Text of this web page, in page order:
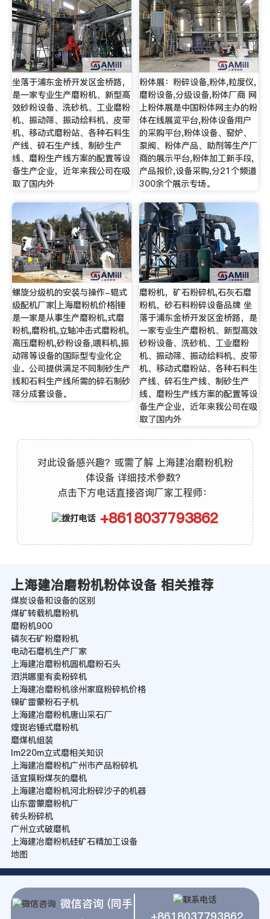
坐落于浦东金桥开发区金桥路，
是一家专业生产磨粉机、新型高
效砂粉设备、洗砂机、工业磨粉
机、振动筛、振动给料机、皮带
机、移动式磨粉站、各种石料生
产线、碎石生产线、制砂生产
线、磨粉生产线方案的配置等设
备生产企业，近年来我公司在吸
取了国内外
粉体展：粉碎设备,粉体,粒度仪,
磨粉设备,分级设备,粉体厂商 网
上粉体展是中国粉体网主办的粉
体在线展览平台,粉体设备用户
的采购平台,粉体设备、窑炉、
泵阀、粉体产品、助剂等生产厂
商的展示平台,粉体加工新手段,
产品报价,设备采购,分21个频道
300余个展示专场。
螺旋分级机的安装与操作-辊式
级配机厂家|上海磨粉机价格|锤
是一家是从事生产磨粉机,式磨
粉机,磨粉机,立轴冲击式磨粉机,
高压磨粉机,砂粉设备,喂料机,振
动筛等设备的国际型专业化企
业。公司提供满足不同制砂生产
线和石料生产线所需的碎石制砂
筛分成套设备。
磨粉机，矿石粉碎机,石灰石磨
粉机，砂石料粉碎设备品牌 坐
落于浦东金桥开发区金桥路，是
一家专业生产磨粉机、新型高效
砂粉设备、洗砂机、工业磨粉
机、振动筛、振动给料机、皮带
机、移动式磨粉站、各种石料生
产线、碎石生产线、制砂生产
线、磨粉生产线方案的配置等设
备生产企业，近年来我公司在吸
取了国内外
对此设备感兴趣？或需了解 上海建冶磨粉机粉
体设备 详细技术参数？
点击下方电话直接咨询厂家工程师：
+8618037793862
上海建冶磨粉机粉体设备 相关推荐
煤炭设备和设备的区别
煤矿转载机磨粉机
磨粉机900
磷灰石矿粉磨粉机
电动石磨机生产厂家
上海建冶磨粉机圆机磨粉石头
泗洪哪里有卖粉碎机
上海建冶磨粉机徐州家庭粉碎机价格
镍矿雷蒙粉石子机
上海建冶磨粉机唐山采石厂
煌斑岩锤式磨粉机
磨煤机组装
lm220m立式磨相关知识
上海建冶磨粉机广州市产品粉碎机
适宜摸粉煤灰的磨机
上海建冶磨粉机河北粉碎沙子的机器
山东雷蒙磨粉机厂
砖头粉碎机
广州立式破磨机
上海建冶磨粉机硅矿石精加工设备
地图
微信咨询 (同手